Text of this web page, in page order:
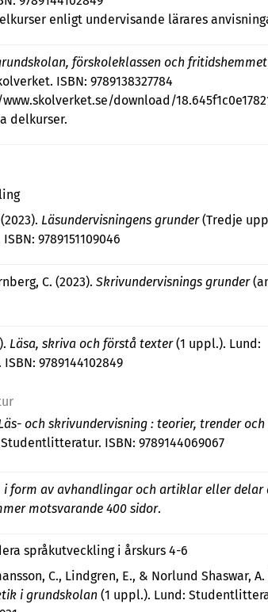
enligt undervisande lärares
förskoleklassen och fritidshemmet
ISBN: 9789138327784
download/
delkurser.
Läsundervisningens grunder(Tredje
9789151109046
C. (2023). Skrivundervisnings grunder
Läsa, skriva och förstå texter(1 uppl.). Lund:
9789144102849
och skrivundervisning : teorier, trender
ISBN: 9789144069067
form av avhandlingar och artiklar eller delar
motsvarande 400 sidor.
språkutveckling i årskurs 4-6
C., Lindgren, E., & Norlund Shaswar, A.
i grundskolan (1 uppl.). Lund: